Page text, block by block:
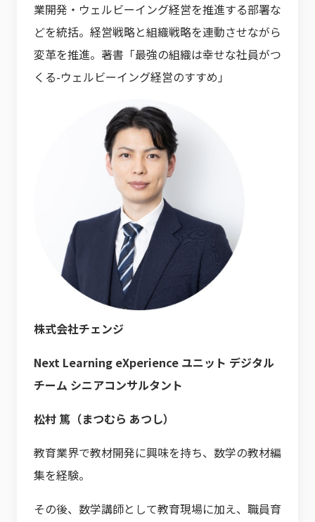
業開発・ウェルビーイング経営を推進する部署な
どを統括。経営戦略と組織戦略を連動させながら
変革を推進。著書「最強の組織は幸せな社員がつ
くる-ウェルビーイング経営のすすめ」
株式会社チェンジ
Next Learning eXperience ユニット デジタル
チーム シニアコンサルタント
松村 篤（まつむら あつし）
教育業界で教材開発に興味を持ち、数学の教材編
集を経験。
その後、数学講師として教育現場に加え、職員育